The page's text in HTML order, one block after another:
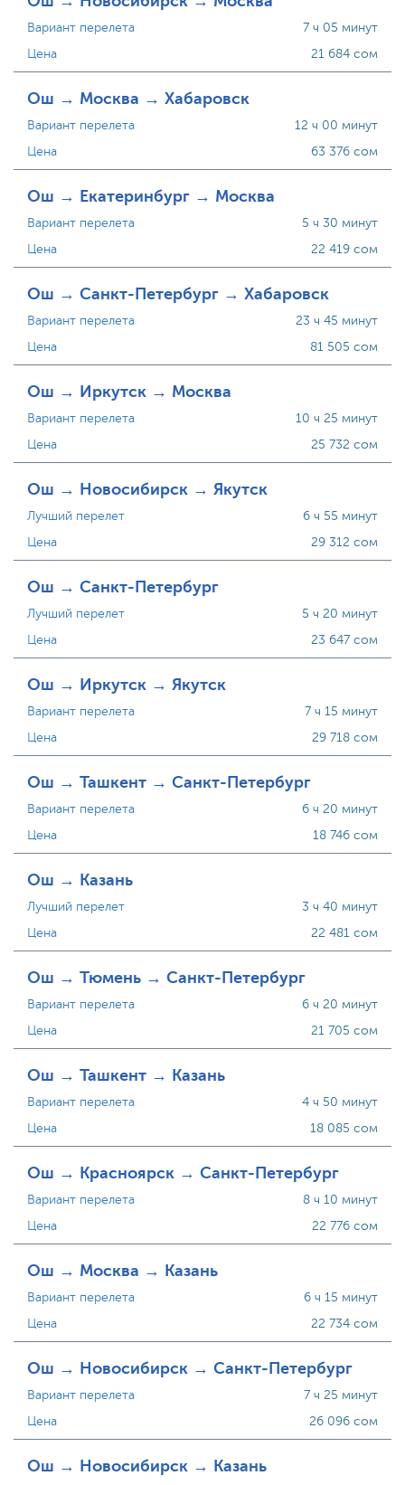
Вариант перелета
Цена
7 ч 05 минут
21 684 сом
Ош → Москва → Хабаровск
Вариант перелета
Цена
12 ч 00 минут
63 376 сом
Ош → Екатеринбург → Москва
Вариант перелета
Цена
5 ч 30 минут
22 419 сом
Ош → Санкт-Петербург → Хабаровск
Вариант перелета
Цена
23 ч 45 минут
81 505 сом
Ош → Иркутск → Москва
Вариант перелета
Цена
10 ч 25 минут
25 732 сом
Ош → Новосибирск → Якутск
Лучший перелет
Цена
6 ч 55 минут
29 312 сом
Ош → Санкт-Петербург
Лучший перелет
Цена
5 ч 20 минут
23 647 сом
Ош → Иркутск → Якутск
Вариант перелета
Цена
7 ч 15 минут
29 718 сом
Ош → Ташкент → Санкт-Петербург
Вариант перелета
Цена
6 ч 20 минут
18 746 сом
Ош → Казань
Лучший перелет
Цена
3 ч 40 минут
22 481 сом
Ош → Тюмень → Санкт-Петербург
Вариант перелета
Цена
6 ч 20 минут
21 705 сом
Ош → Ташкент → Казань
Вариант перелета
Цена
4 ч 50 минут
18 085 сом
Ош → Красноярск → Санкт-Петербург
Вариант перелета
Цена
8 ч 10 минут
22 776 сом
Ош → Москва → Казань
Вариант перелета
Цена
6 ч 15 минут
22 734 сом
Ош → Новосибирск → Санкт-Петербург
Вариант перелета
Цена
7 ч 25 минут
26 096 сом
Ош → Новосибирск → Казань